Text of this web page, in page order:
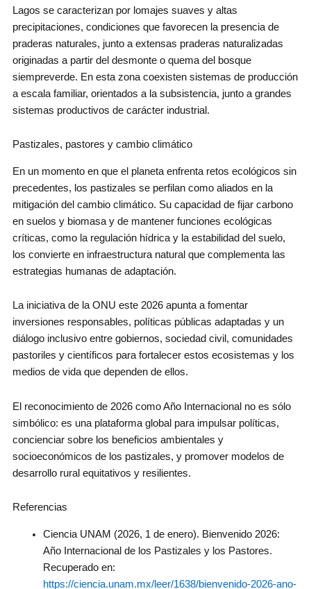
Lagos se caracterizan por lomajes suaves y altas
precipitaciones, condiciones que favorecen la presencia de
praderas naturales, junto a extensas praderas naturalizadas
originadas a partir del desmonte o quema del bosque
siempreverde. En esta zona coexisten sistemas de producción
a escala familiar, orientados a la subsistencia, junto a grandes
sistemas productivos de carácter industrial.
Pastizales, pastores y cambio climático
En un momento en que el planeta enfrenta retos ecológicos sin
precedentes, los pastizales se perfilan como aliados en la
mitigación del cambio climático. Su capacidad de fijar carbono
en suelos y biomasa y de mantener funciones ecológicas
críticas, como la regulación hídrica y la estabilidad del suelo,
los convierte en infraestructura natural que complementa las
estrategias humanas de adaptación.
La iniciativa de la ONU este 2026 apunta a fomentar
inversiones responsables, políticas públicas adaptadas y un
diálogo inclusivo entre gobiernos, sociedad civil, comunidades
pastoriles y científicos para fortalecer estos ecosistemas y los
medios de vida que dependen de ellos.
El reconocimiento de 2026 como Año Internacional no es sólo
simbólico: es una plataforma global para impulsar políticas,
concienciar sobre los beneficios ambientales y
socioeconómicos de los pastizales, y promover modelos de
desarrollo rural equitativos y resilientes.
Referencias
Ciencia UNAM (2026, 1 de enero). Bienvenido 2026:
Año Internacional de los Pastizales y los Pastores.
Recuperado en:
https://ciencia.unam.mx/leer/1638/bienvenido-2026-ano-